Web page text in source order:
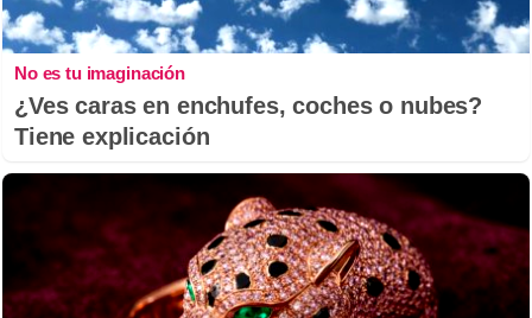
No es tu imaginación
¿Ves caras en enchufes, coches o nubes?
Tiene explicación